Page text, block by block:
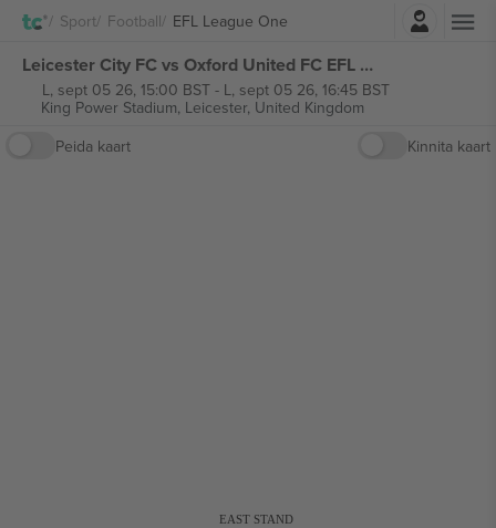
Sport Football EFL League OneLogi sisse
Leicester City FC vs Oxford United FC EFL League One piletid
L, sept 05 26, 15:00 BST- L, sept 05 26, 16:45 BST
King Power Stadium, Leicester, United Kingdom
Peida kaart
Kinnita kaart
EAST STAND